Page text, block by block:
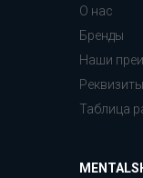
О нас
Бренды
Наши
Реквизиты
Таблица